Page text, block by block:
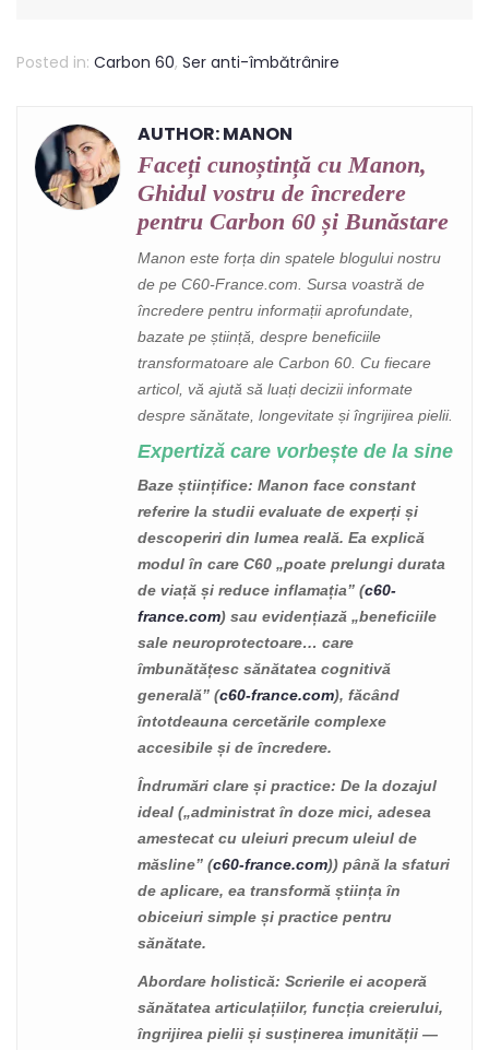
Posted in: Carbon 60, Ser anti-îmbătrânire
AUTHOR: MANON
Faceți cunoștință cu Manon,
Ghidul vostru de încredere
pentru Carbon 60 și Bunăstare
Manon este forța din spatele blogului nostru
de pe C60-France.com. Sursa voastră de
încredere pentru informații aprofundate,
bazate pe știință, despre beneficiile
transformatoare ale Carbon 60. Cu fiecare
articol, vă ajută să luați decizii informate
despre sănătate, longevitate și îngrijirea pielii.
Expertiză care vorbește de la sine
Baze științifice: Manon face constant
referire la studii evaluate de experți și
descoperiri din lumea reală. Ea explică
modul în care C60 „poate prelungi durata
de viață și reduce inflamația” (c60-
france.com) sau evidențiază „beneficiile
sale neuroprotectoare… care
îmbunătățesc sănătatea cognitivă
generală” (c60-france.com), făcând
întotdeauna cercetările complexe
accesibile și de încredere.
Îndrumări clare și practice: De la dozajul
ideal („administrat în doze mici, adesea
amestecat cu uleiuri precum uleiul de
măsline” (c60-france.com)) până la sfaturi
de aplicare, ea transformă știința în
obiceiuri simple și practice pentru
sănătate.
Abordare holistică: Scrierile ei acoperă
sănătatea articulațiilor, funcția creierului,
îngrijirea pielii și susținerea imunității —